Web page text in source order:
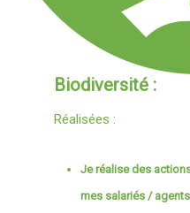
Biodiversité :
Réalisées :
Je réalise des
mes salariés /